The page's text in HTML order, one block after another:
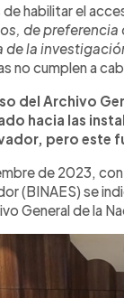
de habilitar el
de preferencia
de la
no cumplen a
del Archivo
hacia las
pero este
de 2023,
(BINAES) se
General de la